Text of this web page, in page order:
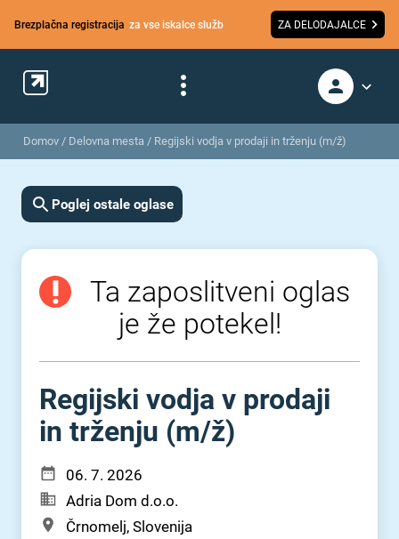
Brezplačna registracija za vse iskalce služb ZA DELODAJALCE
Domov / Delovna mesta / Regijski vodja v prodaji in trženju (m/ž)
Poglej ostale oglase
Ta zaposlitveni oglas
je že potekel!
Regijski vodja v prodaji
in trženju (m⁠/⁠ž)
06. 7. 2026
Adria Dom d.o.o.
Črnomelj, Slovenija